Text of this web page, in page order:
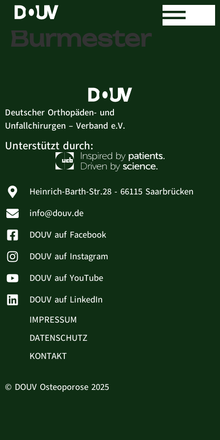
Dr. med. Axel
Burmester
Deutscher Orthopäden- und
Unfallchirurgen – Verband e.V.
Unterstützt durch:
Heinrich-Barth-Str.28 - 66115 Saarbrücken
info@douv.de
DOUV auf Facebook
DOUV auf Instagram
DOUV auf YouTube
DOUV auf LinkedIn
IMPRESSUM
DATENSCHUTZ
KONTAKT
© DOUV Osteoporose 2025